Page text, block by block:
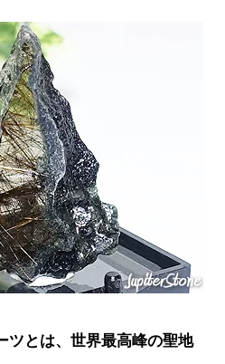
ツとは、世界最高峰の聖地